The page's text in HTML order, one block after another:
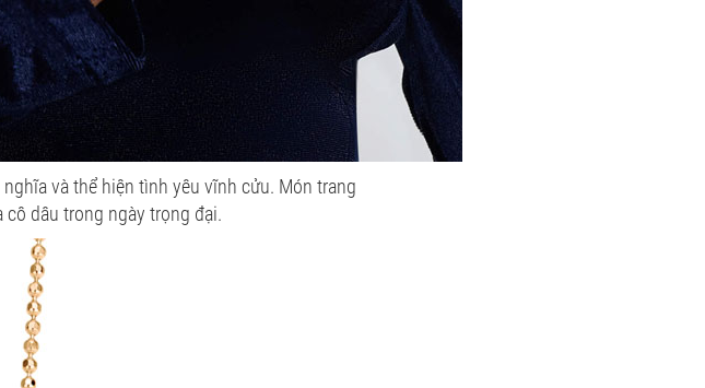
và thể hiện tình yêu vĩnh cửu. Món trang
dâu trong ngày trọng đại.